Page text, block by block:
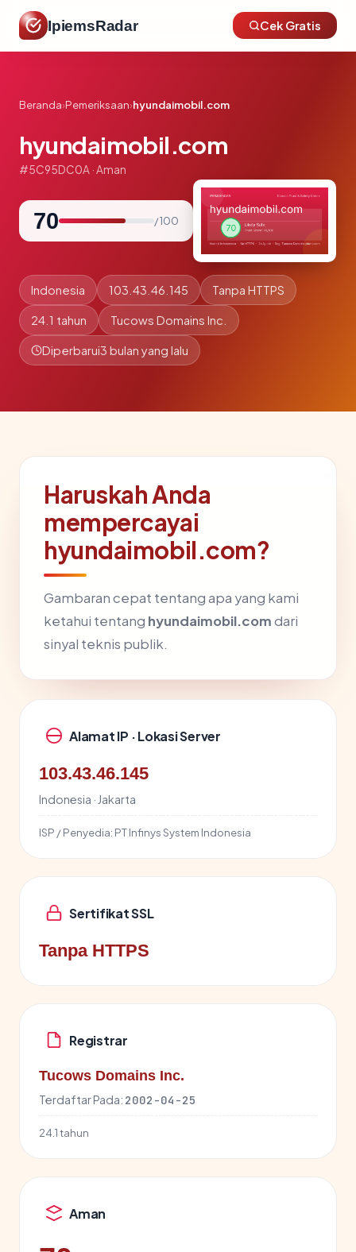
IpiemsRadar Cek Gratis
Beranda›Pemeriksaan›hyundaimobil.com
hyundaimobil.com
#5C95DC0A · Aman
70 / 100
Indonesia 103.43.46.145 Tanpa HTTPS
24.1 tahun Tucows Domains Inc.
Diperbarui3 bulan yang lalu
Haruskah Anda
mempercayai
hyundaimobil.com?
Gambaran cepat tentang apa yang kami
ketahui tentang hyundaimobil.comdari
sinyal teknis publik.
Alamat IP · Lokasi Server
103.43.46.145
Indonesia · Jakarta
ISP / Penyedia: PT Infinys System Indonesia
Sertifikat SSL
Tanpa HTTPS
Registrar
Tucows Domains Inc.
Terdaftar Pada: 2002-04-25
24.1 tahun
Aman